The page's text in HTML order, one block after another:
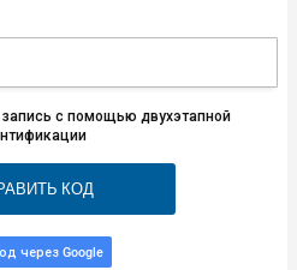
с помощью двухэтапной
КОД
через Google